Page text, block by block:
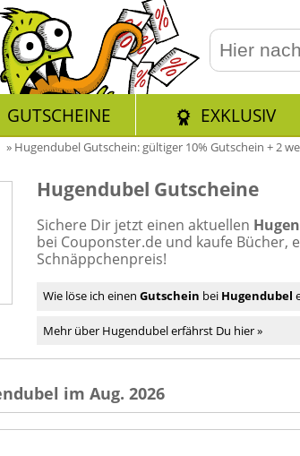
GUTSCHEINE EXKLUSIV
» Hugendubel Gutschein: gültiger 10% Gutschein + 2
Hugendubel Gutscheine
Sichere Dir jetzt einen aktuellen
bei Couponster.de und kaufe Bücher,
Schnäppchenpreis!
Wie löse ich einen Gutschein bei Hugendubel
Mehr über Hugendubel erfährst Du hier »
im Aug. 2026